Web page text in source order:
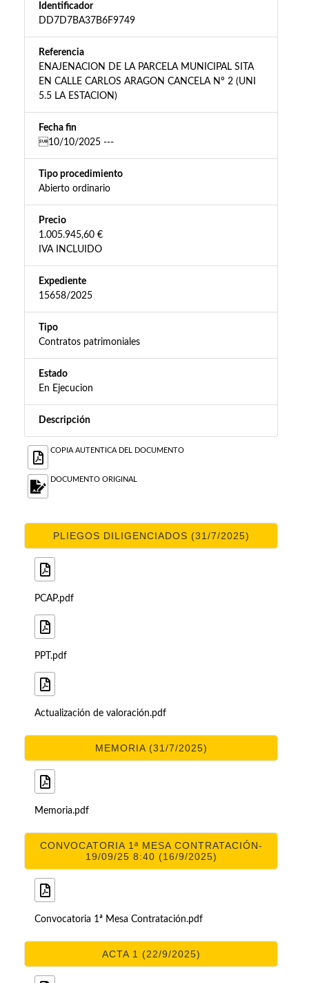
Identificador
DD7D7BA37B6F9749
Referencia
ENAJENACION DE LA PARCELA MUNICIPAL SITA
EN CALLE CARLOS ARAGON CANCELA Nº 2 (UNI
5.5 LA ESTACION)
Fecha fin
10/10/2025 ---
Tipo procedimiento
Abierto ordinario
Precio
1.005.945,60 €
IVA INCLUIDO
Expediente
15658/2025
Tipo
Contratos patrimoniales
Estado
En Ejecucion
Descripción
COPIA AUTENTICA DEL DOCUMENTO
DOCUMENTO ORIGINAL
PLIEGOS DILIGENCIADOS (31/7/2025)
PCAP.pdf
PPT.pdf
Actualización de valoración.pdf
MEMORIA (31/7/2025)
Memoria.pdf
CONVOCATORIA 1ª MESA CONTRATACIÓN-
19/09/25 8:40 (16/9/2025)
Convocatoria 1ª Mesa Contratación.pdf
ACTA 1 (22/9/2025)